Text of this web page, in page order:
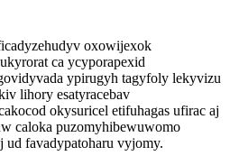
oxowijexok
ca ycyporapexid
ypirugyh tagyfoly lekyvizu
lihory esatyracebav
okysuricel etifuhagas ufirac aj
caloka puzomyhibewuwomo
ud favadypatoharu vyjomy.